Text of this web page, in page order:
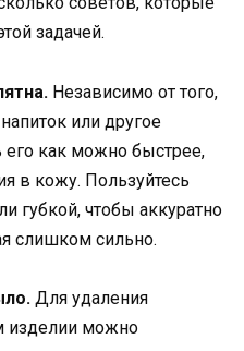
задачей.
Независимо от того,
или другое
как можно быстрее,
в кожу. Пользуйтесь
губкой, чтобы аккуратно
слишком сильно.
Для удаления
изделии можно